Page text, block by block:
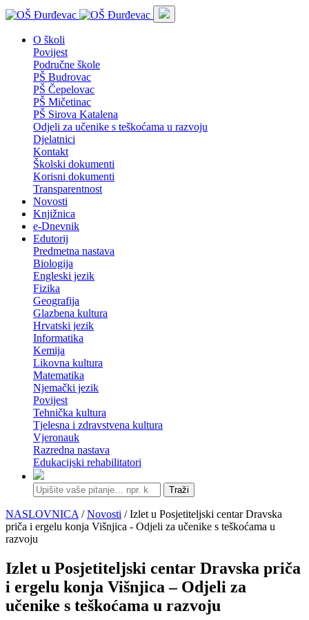
O školi
Povijest
Područne škole
PŠ Budrovac
PŠ Čepelovac
PŠ Mičetinac
PŠ Sirova Katalena
Odjeli za učenike s teškoćama u razvoju
Djelatnici
Kontakt
Školski dokumenti
Korisni dokumenti
Transparentnost
Novosti
Knjižnica
e-Dnevnik
Edutorij
Predmetna nastava
Biologija
Engleski jezik
Fizika
Geografija
Glazbena kultura
Hrvatski jezik
Informatika
Kemija
Likovna kultura
Matematika
Njemački jezik
Povijest
Tehnička kultura
Tjelesna i zdravstvena kultura
Vjeronauk
Razredna nastava
Edukacijski rehabilitatori
Traži
NASLOVNICA /Novosti / Izlet u Posjetiteljski centar Dravska
priča i ergelu konja Višnjica - Odjeli za učenike s teškoćama u
razvoju
Izlet u Posjetiteljski centar Dravska priča
i ergelu konja Višnjica – Odjeli za
učenike s teškoćama u razvoju